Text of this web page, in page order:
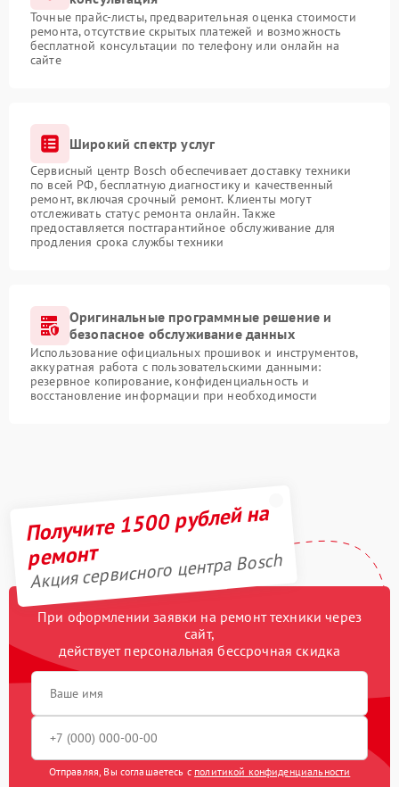
Точные прайс-листы, предварительная оценка стоимости
ремонта, отсутствие скрытых платежей и возможность
бесплатной консультации по телефону или онлайн на
сайте
Широкий спектр услуг
Сервисный центр Bosch обеспечивает доставку техники
по всей РФ, бесплатную диагностику и качественный
ремонт, включая срочный ремонт. Клиенты могут
отслеживать статус ремонта онлайн. Также
предоставляется постгарантийное обслуживание для
продления срока службы техники
Оригинальные программные решение и
безопасное обслуживание данных
Использование официальных прошивок и инструментов,
аккуратная работа с пользовательскими данными:
резервное копирование, конфиденциальность и
восстановление информации при необходимости
Получите 1500 рублей на
ремонт
Акция сервисного центра Bosch
При оформлении заявки на ремонт техники через
сайт,
действует персональная бессрочная скидка
Отправляя, Вы соглашаетесь с политикой конфиденциальности